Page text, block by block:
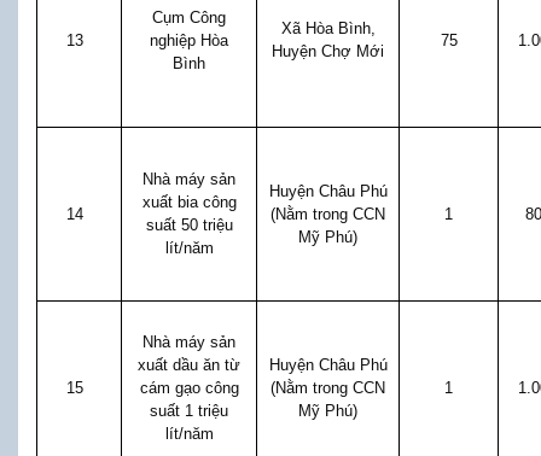
13
Cụm Công
nghiệp Hòa
Bình
Xã Hòa Bình,
Huyện Chợ Mới
75
14
Nhà máy sản
xuất bia công
suất 50 triệu
lít/năm
Huyện Châu Phú
(Nằm trong CCN
Mỹ Phú)
1
15
Nhà máy sản
xuất dầu ăn từ
cám gạo công
suất 1 triệu
lít/năm
Huyện Châu Phú
(Nằm trong CCN
Mỹ Phú)
1